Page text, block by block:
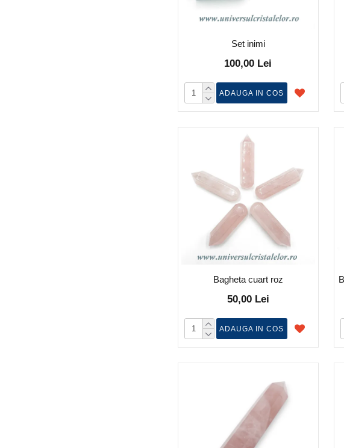
Set inimi
100,00 Lei
ADAUGA IN COS
Bagheta cuart roz
50,00 Lei
ADAUGA IN COS